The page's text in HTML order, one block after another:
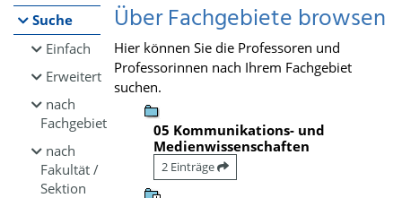
Suche
Einfach
Erweitert
nach
Fachgebiet
nach
Fakultät /
Sektion
Über Fachgebiete browsen
Hier können Sie die Professoren und
Professorinnen nach Ihrem Fachgebiet
suchen.
05 Kommunikations- und
Medienwissenschaften
2 Einträge